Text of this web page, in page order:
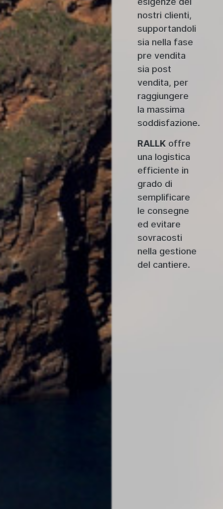
nostri clienti,
supportandoli
sia nella fase
pre vendita
sia post
vendita, per
raggiungere
la massima
soddisfazione.
RALLK offre
una logistica
efficiente in
grado di
semplificare
le consegne
ed evitare
sovracosti
nella gestione
del cantiere.